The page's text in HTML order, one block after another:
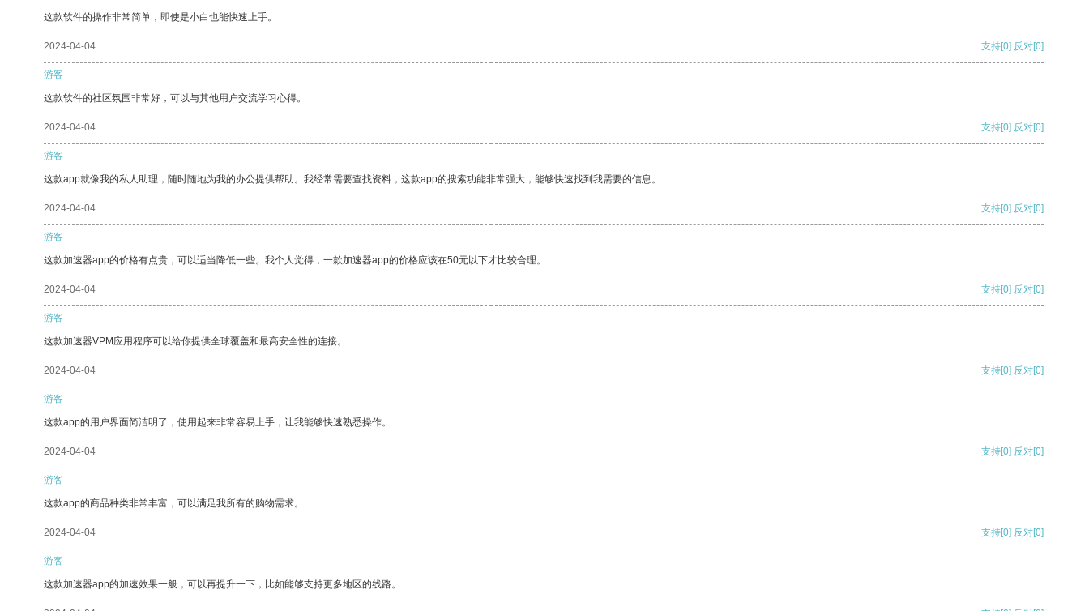
这款软件的操作非常简单，即使是小白也能快速上手。
2024-04-04 支持[0] 反对[0]
游客
这款软件的社区氛围非常好，可以与其他用户交流学习心得。
2024-04-04 支持[0] 反对[0]
游客
这款app就像我的私人助理，随时随地为我的办公提供帮助。我经常需要查找资料，这款app的搜索功能非常强大，能够快速找到我需要的信息。
2024-04-04 支持[0] 反对[0]
游客
这款加速器app的价格有点贵，可以适当降低一些。我个人觉得，一款加速器app的价格应该在50元以下才比较合理。
2024-04-04 支持[0] 反对[0]
游客
这款加速器VPM应用程序可以给你提供全球覆盖和最高安全性的连接。
2024-04-04 支持[0] 反对[0]
游客
这款app的用户界面简洁明了，使用起来非常容易上手，让我能够快速熟悉操作。
2024-04-04 支持[0] 反对[0]
游客
这款app的商品种类非常丰富，可以满足我所有的购物需求。
2024-04-04 支持[0] 反对[0]
游客
这款加速器app的加速效果一般，可以再提升一下，比如能够支持更多地区的线路。